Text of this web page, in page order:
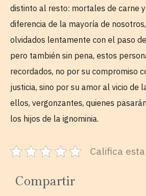
distinto al resto: mortales de carne y
diferencia de la mayoría de
olvidados lentamente con el paso
pero también sin pena, estos
recordados, no por su compromiso
justicia, sino por su amor al vicio de
ellos, vergonzantes, quienes
los hijos de la ignominia.
Califica
Compartir